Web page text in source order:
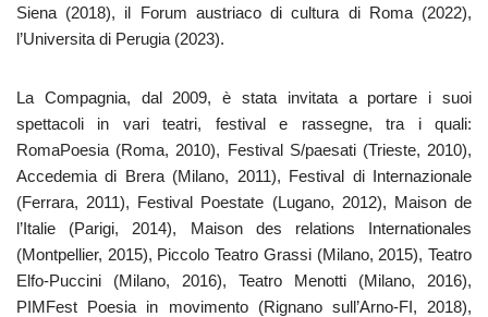
Siena (2018), il Forum austriaco di cultura di Roma (2022),
l’Universita di Perugia (2023).
La Compagnia, dal 2009, è stata invitata a portare i suoi
spettacoli in vari teatri, festival e rassegne, tra i quali:
RomaPoesia (Roma, 2010), Festival S/paesati (Trieste, 2010),
Accedemia di Brera (Milano, 2011), Festival di Internazionale
(Ferrara, 2011), Festival Poestate (Lugano, 2012), Maison de
l’Italie (Parigi, 2014), Maison des relations Internationales
(Montpellier, 2015), Piccolo Teatro Grassi (Milano, 2015), Teatro
Elfo-Puccini (Milano, 2016), Teatro Menotti (Milano, 2016),
PIMFest Poesia in movimento (Rignano sull’Arno-FI, 2018),